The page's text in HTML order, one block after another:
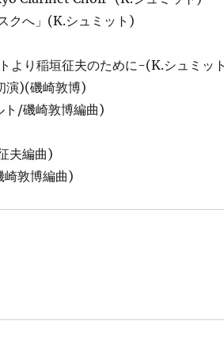
クへ」(K.シュミット)
より稲垣征夫のために-(K.シュミッ
演)(磯崎敦博)
ト/磯崎敦博編曲)
夫編曲)
崎敦博編曲)